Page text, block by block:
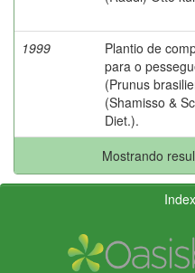
1999
Plantio de
para o
(Prunus
(Shamisso &
Diet.).
Mostrando